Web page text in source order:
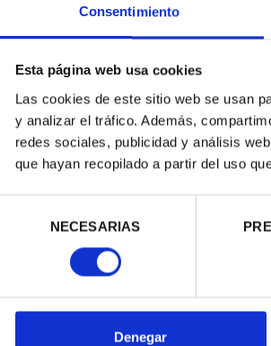
Consentimiento
Esta página web usa cookies
Las cookies de este sitio web se usan
y analizar el tráfico. Además,
redes sociales, publicidad y análisis
que hayan recopilado a partir del uso
consentimiento
NECESARIAS
Denegar
73,00 €
CIUDADES